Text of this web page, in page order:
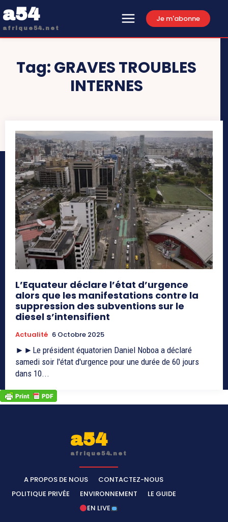
a54
afrique54.net
Je m'abonne
Tag:GRAVES TROUBLES
INTERNES
L’Equateur déclare l’état d’urgence
alors que les manifestations contre la
suppression des subventions sur le
diesel s’intensifient
Actualité 6 Octobre 2025
►►Le président équatorien Daniel Noboa a déclaré
samedi soir l'état d'urgence pour une durée de 60 jours
dans 10...
a54
afrique54.net
A PROPOS DE NOUS
CONTACTEZ-NOUS
POLITIQUE PRIVÉE
ENVIRONNEMENT
LE GUIDE
EN LIVE